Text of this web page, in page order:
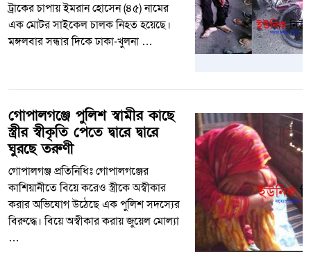
ট্রাকের চাপায় ইমরান হোসেন (৪৫) নামের
এক মোটর সাইকেল চালক নিহত হয়েছে।
মঙ্গলবার সন্ধার দিকে ঢাকা-খুলনা …
গোপালগঞ্জে পুলিশ স্বামীর কাছে
স্ত্রীর স্বীকৃতি পেতে দ্বারে দ্বারে
ঘুরছে তরুণী
গোপালগঞ্জ প্রতিনিধিঃ গোপালগঞ্জের
কাশিয়ানীতে বিয়ে করেও স্ত্রীকে অস্বীকার
করার অভিযোগ উঠেছে এক পুলিশ সদস্যের
বিরুদ্ধে। বিয়ে অস্বীকার করায় জুয়েল মোল্যা
…